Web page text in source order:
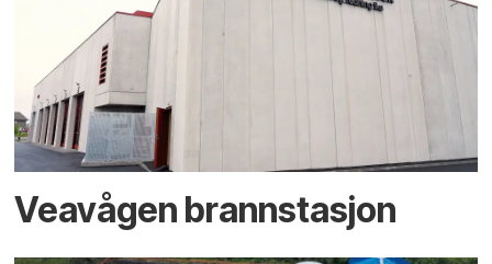
Veavågen brannstasjon